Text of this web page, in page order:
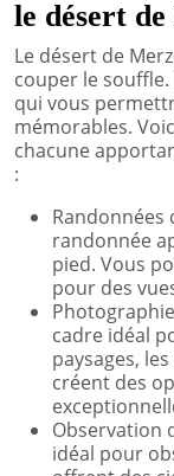
le désert
Le désert de
couper le
qui vous
mémorables.
chacune
:
Randonnées
randonnée
pied. Vous
pour des
cadre idéal
paysages,
créent des
Observation
idéal pour